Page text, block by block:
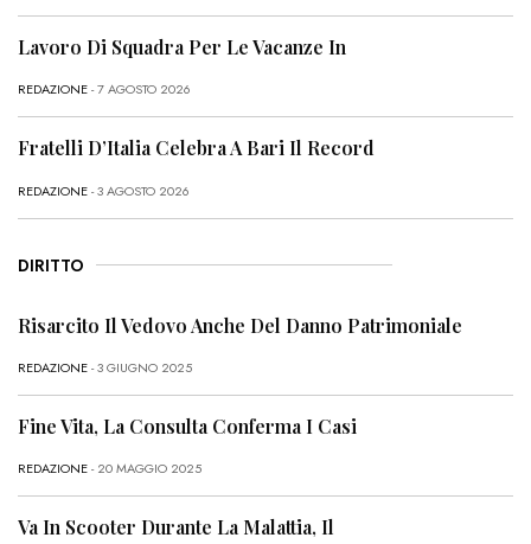
Lavoro Di Squadra Per Le Vacanze In
REDAZIONE- 7 AGOSTO 2026
Fratelli D’Italia Celebra A Bari Il Record
REDAZIONE- 3 AGOSTO 2026
DIRITTO
Risarcito Il Vedovo Anche Del Danno Patrimoniale
REDAZIONE- 3 GIUGNO 2025
Fine Vita, La Consulta Conferma I Casi
REDAZIONE- 20 MAGGIO 2025
Va In Scooter Durante La Malattia, Il